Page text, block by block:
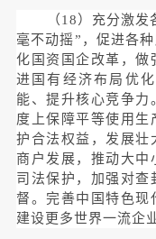
（18）充分激
毫不动摇”，促进各
化国资国企改革，做
进国有经济布局优
能、提升核心竞争力
度上保障平等使用生
护合法权益，发展壮
商户发展，推动大中
司法保护，加强对查
督。完善中国特色现
建设更多世界一流企